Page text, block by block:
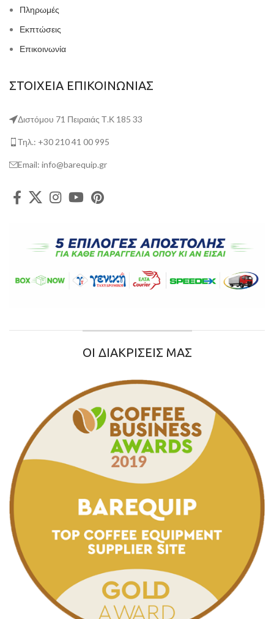
Πληρωμές
Εκπτώσεις
Επικοινωνία
ΣΤΟΙΧΕΙΑ ΕΠΙΚΟΙΝΩΝΙΑΣ
Διστόμου 71 Πειραιάς Τ.Κ 185 33
Τηλ.: +30 210 41 00 995
Email: info@barequip.gr
ΟΙ ΔΙΑΚΡΙΣΕΙΣ ΜΑΣ